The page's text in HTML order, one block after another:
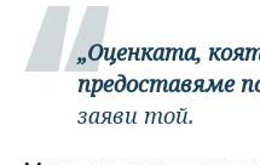
„Оценката,
предоставяме
заяви той.